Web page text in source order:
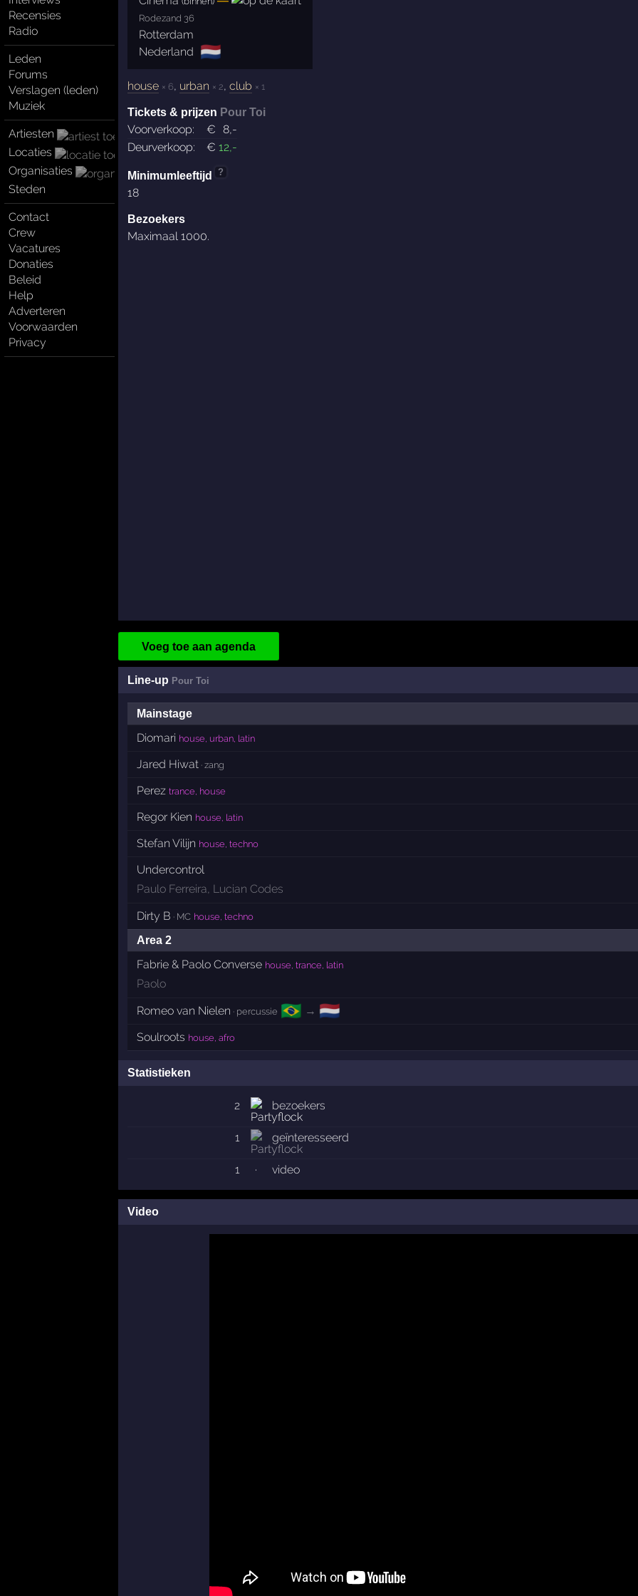
Recensies
Radio
Leden
Forums
Verslagen (leden)
Muziek
Artiesten
Locaties
Organisaties
Steden
Contact
Crew
Vacatures
Donaties
Beleid
Help
Adverteren
Voorwaarden
Privacy
Rodezand 36
Rotterdam
Nederland 🇳🇱
house × 6, urban × 2, club × 1
Tickets & prijzen Pour Toi
Voorverkoop: € 8,-
Deurverkoop:
€ 12,-
Minimumleeftijd ?
18
Bezoekers
Maximaal 1000.
Voeg toe aan agenda
Line-up Pour Toi
Mainstage
Diomari house, urban, latin
Jared Hiwat · zang
Perez trance, house
Regor Kien house, latin
Stefan Vilijn house, techno
Undercontrol
Paulo Ferreira, Lucian Codes
Dirty B · MC house, techno
Area 2
Fabrie & Paolo Converse house, trance, latin
Paolo
Romeo van Nielen · percussie 🇧🇷 → 🇳🇱
Soulroots house, afro
Statistieken
2 bezoekers
1 geïnteresseerd
1 · video
Video